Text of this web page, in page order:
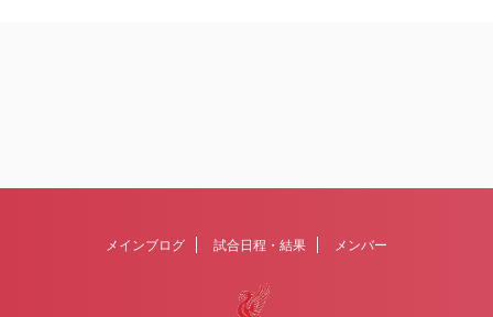
メインブログ 試合日程・結果 メンバー